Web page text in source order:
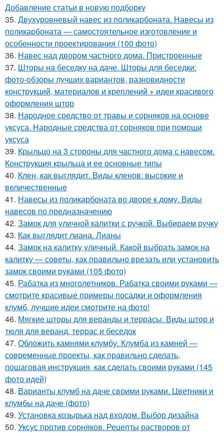
Добавление статьи в новую подборку
35. Двухуровневый навес из поликарбоната. Навесы из
поликарбоната — самостоятельное изготовление и
особенности проектирования (100 фото)
36. Навес над двором частного дома. Пристроенные
37. Шторы на беседку на даче. Шторы для беседки:
фото-обзоры лучших вариантов, разновидности
конструкций, материалов и креплений + идеи красивого
оформления штор
38. Народное средство от травы и сорняков на основе
уксуса. Народные средства от сорняков при помощи
уксуса
39. Крыльцо на 3 стороны для частного дома с навесом.
Конструкция крыльца и ее основные типы
40. Клен, как выглядит. Виды кленов: высокие и
величественные
41. Навесы из поликарбоната во дворе к дому. Виды
навесов по предназначению
42. Замок для уличной калитки с ручкой. Выбираем ручку
43. Как выглядит лиана. Лианы
44. Замок на калитку уличный. Какой выбрать замок на
калитку — советы, как правильно врезать или установить
замок своими руками (105 фото)
45. Рабатка из многолетников. Рабатка своими руками —
смотрите красивые примеры посадки и оформления
клумб, лучшие идеи смотрите на фото!
46. Мягкие шторы для веранды и террасы. Виды штор и
тюля для веранд, террас и беседок
47. Обложить камнями клумбу. Клумба из камней —
современные проекты, как правильно сделать,
пошаговая инструкция, как сделать своими руками (145
фото идей)
48. Варианты клумб на даче своими руками. Цветники и
клумбы на даче (фото)
49. Установка козырька над входом. Выбор дизайна
50. Уксус против сорняков. Рецепты растворов от